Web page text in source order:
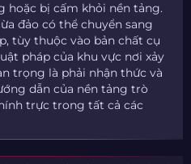
hoặc bị cấm khỏi nền tảng.
đảo có thể chuyển sang
tùy thuộc vào bản chất cụ
pháp của khu vực nơi xảy
trọng là phải nhận thức và
dẫn của nền tảng trò
trực trong tất cả các